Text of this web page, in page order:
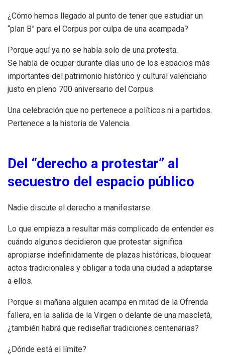
¿Cómo hemos llegado al punto de tener que estudiar un
“plan B” para el Corpus por culpa de una acampada?
Porque aquí ya no se habla solo de una protesta.
Se habla de ocupar durante días uno de los espacios más
importantes del patrimonio histórico y cultural valenciano
justo en pleno 700 aniversario del Corpus.
Una celebración que no pertenece a políticos ni a partidos.
Pertenece a la historia de Valencia.
Del “derecho a protestar” al
secuestro del espacio público
Nadie discute el derecho a manifestarse.
Lo que empieza a resultar más complicado de entender es
cuándo algunos decidieron que protestar significa
apropiarse indefinidamente de plazas históricas, bloquear
actos tradicionales y obligar a toda una ciudad a adaptarse
a ellos.
Porque si mañana alguien acampa en mitad de la Ofrenda
fallera, en la salida de la Virgen o delante de una mascletà,
¿también habrá que rediseñar tradiciones centenarias?
¿Dónde está el límite?